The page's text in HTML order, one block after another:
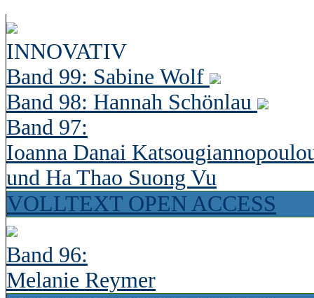
INNOVATIV
Band 99: Sabine Wolf
Band 98: Hannah Schönlau
Band 97:
Ioanna Danai
und Ha Thao Suong Vu
VOLLTEXT OPEN ACCESS
Band 96:
Melanie Reymer